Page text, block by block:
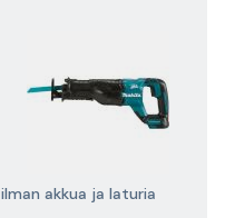
ilman akkua ja laturia